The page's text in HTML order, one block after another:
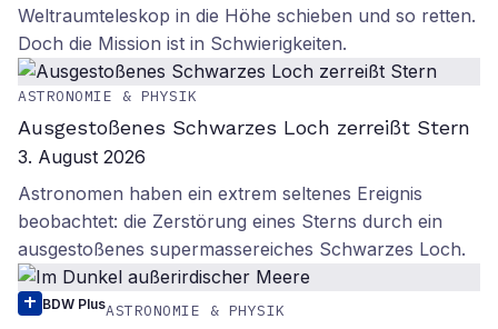
Weltraumteleskop in die Höhe schieben und so retten.
Doch die Mission ist in Schwierigkeiten.
ASTRONOMIE & PHYSIK
Ausgestoßenes Schwarzes Loch zerreißt Stern
3. August 2026
Astronomen haben ein extrem seltenes Ereignis
beobachtet: die Zerstörung eines Sterns durch ein
ausgestoßenes supermassereiches Schwarzes Loch.
BDW PlusASTRONOMIE & PHYSIK